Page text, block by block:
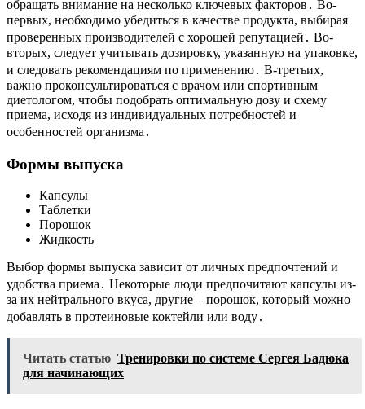
обращать внимание на несколько ключевых факторов․ Во-
первых, необходимо убедиться в качестве продукта, выбирая
проверенных производителей с хорошей репутацией․ Во-
вторых, следует учитывать дозировку, указанную на упаковке,
и следовать рекомендациям по применению․ В-третьих,
важно проконсультироваться с врачом или спортивным
диетологом, чтобы подобрать оптимальную дозу и схему
приема, исходя из индивидуальных потребностей и
особенностей организма․
Формы выпуска
Капсулы
Таблетки
Порошок
Жидкость
Выбор формы выпуска зависит от личных предпочтений и
удобства приема․ Некоторые люди предпочитают капсулы из-
за их нейтрального вкуса, другие – порошок, который можно
добавлять в протеиновые коктейли или воду․
Читать статью Тренировки по системе Сергея Бадюка
для начинающих